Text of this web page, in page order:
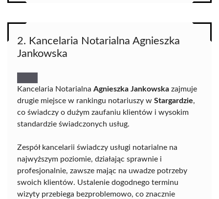
2. Kancelaria Notarialna Agnieszka
Jankowska
Kancelaria Notarialna Agnieszka Jankowska zajmuje
drugie miejsce w rankingu notariuszy w Stargardzie,
co świadczy o dużym zaufaniu klientów i wysokim
standardzie świadczonych usług.
Zespół kancelarii świadczy usługi notarialne na
najwyższym poziomie, działając sprawnie i
profesjonalnie, zawsze mając na uwadze potrzeby
swoich klientów. Ustalenie dogodnego terminu
wizyty przebiega bezproblemowo, co znacznie